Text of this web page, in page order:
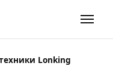
Lonking